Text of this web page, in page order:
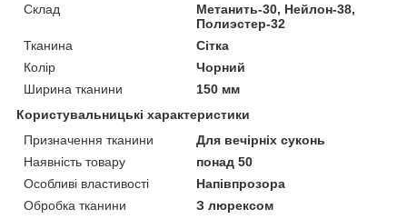
Склад
Метанить-30, Нейлон-38,
Полиэстер-32
Тканина
Сітка
Колір
Чорний
Ширина тканини
150 мм
Користувальницькі характеристики
Призначення тканини
Для вечірніх суконь
Наявність товару
понад 50
Особливі властивості
Напівпрозора
Обробка тканини
З люрексом